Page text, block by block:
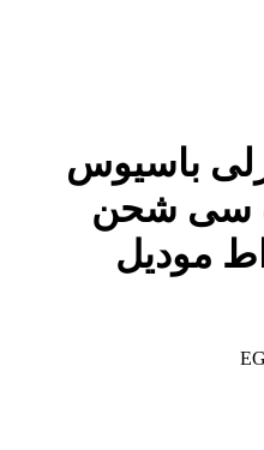
باسيوس
سى شحن
بقدرة 20 واط موديل